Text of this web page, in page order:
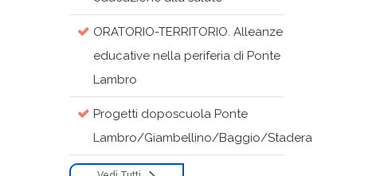
ORATORIO-TERRITORIO. Alleanze
educative nella periferia di Ponte
Lambro
Progetti doposcuola Ponte
Lambro/Giambellino/Baggio/Stadera